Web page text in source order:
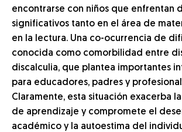
encontrarse con niños que enfrentan
significativos tanto en el área de
en la lectura. Una co-ocurrencia de
conocida como comorbilidad entre
discalculia, que plantea importantes
para educadores, padres y
Claramente, esta situación exacerba
de aprendizaje y compromete el
académico y la autoestima del